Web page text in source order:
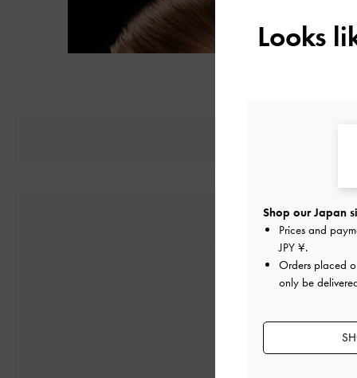
Looks
Shop our Japan
Prices and
JPY ¥.
Orders placed
only be